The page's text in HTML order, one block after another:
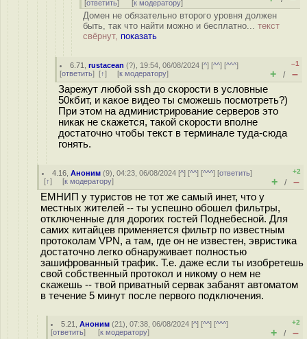
[ответить] [к модератору]
Домен не обязательно второго уровня должен
быть, так что найти можно и бесплатно... текст
свёрнут, показать
6.71 ,rustacean (?), 19:54, 06/08/2024 [^] [^^] [^^^]
[ответить] [↑] [к модератору]
–1
+ / –
Зарежут любой ssh до скорости в условные
50кбит, и какое видео ты сможешь посмотреть?)
При этом на администрирование серверов это
никак не скажется, такой скорости вполне
достаточно чтобы текст в терминале туда-сюда
гонять.
4.16 ,Аноним (9), 04:23, 06/08/2024 [^] [^^] [^^^] [ответить]
[↑] [к модератору]
+2
+ / –
ЕМНИП у туристов не тот же самый инет, что у
местных жителей -- ты успешно обошел фильтры,
отключенные для дорогих гостей Поднебесной. Для
самих китайцев применяется фильтр по известным
протоколам VPN, а там, где он не известен, эвристика
достаточно легко обнаруживает полностью
зашифрованный трафик. Т.е. даже если ты изобретешь
свой собственный протокол и никому о нем не
скажешь -- твой приватный сервак забанят автоматом
в течение 5 минут после первого подключения.
5.21 ,Аноним (21), 07:38, 06/08/2024 [^] [^^] [^^^]
[ответить] [к модератору]
+2
+ / –